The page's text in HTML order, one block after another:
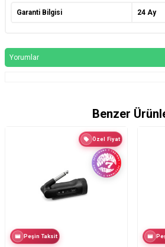
Garanti Bilgisi 24 Ay
Yorumlar
Benzer
Özel Fiyat
Peşin Taksit